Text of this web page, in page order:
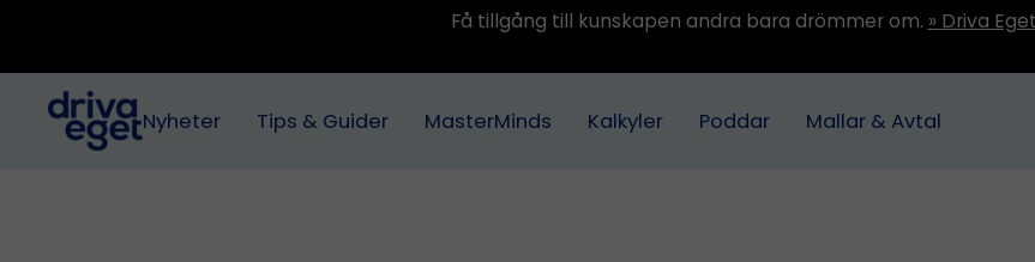
Få tillgång till kunskapen andra bara drömmer om. » Driva
Nyheter Tips & Guider MasterMinds Kalkyler Poddar Mallar & Avtal